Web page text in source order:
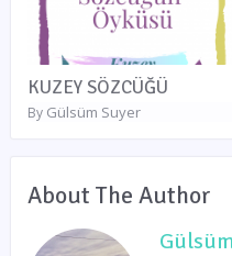
KUZEY SÖZCÜĞÜ
By Gülsüm Suyer
About The Author